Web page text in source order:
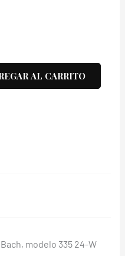
AL CARRITO
modelo 335 24-W